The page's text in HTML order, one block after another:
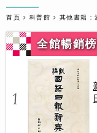
首頁 科普館 其他書籍
全館暢銷榜
1